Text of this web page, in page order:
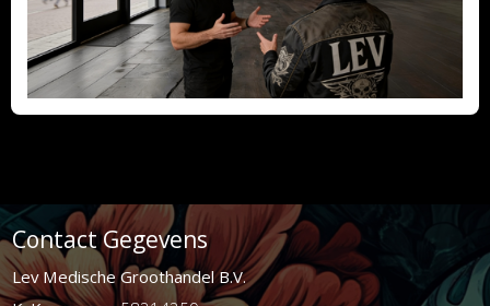
Contact Gegevens
Lev Medische Groothandel B.V.